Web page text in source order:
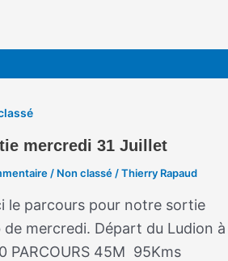
mercredi 31 Juillet
/ Non classé/Thierry Rapaud
le parcours pour notre sortie
de mercredi. Départ du Ludion à
PARCOURS 45M 95Kms